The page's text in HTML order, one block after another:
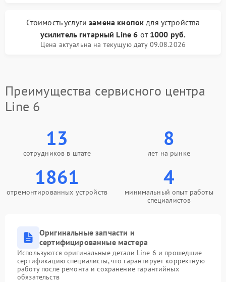
Стоимость услугизамена кнопок для устройства
усилитель гитарный Line 6 от 1000 руб.
Цена актуальна на текущую дату 09.08.2026
Преимущества сервисного центра
Line 6
13
сотрудников в штате
8
лет на рынке
1861
отремонтированных устройств
4
минимальный опыт работы
специалистов
Оригинальные запчасти и
сертифицированные мастера
Используются оригинальные детали Line 6 и прошедшие
сертификацию специалисты, что гарантирует корректную
работу после ремонта и сохранение гарантийных
обязательств